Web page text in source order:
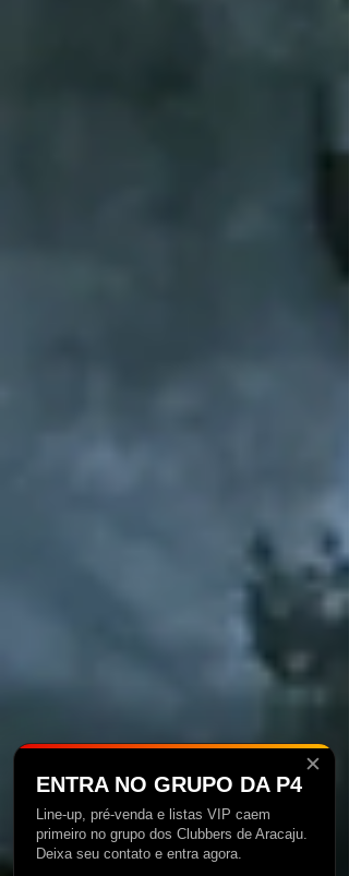
✕
ENTRA NO GRUPO DA P4
Line-up, pré-venda e listas VIP caem
primeiro no grupo dos Clubbers de Aracaju.
Deixa seu contato e entra agora.